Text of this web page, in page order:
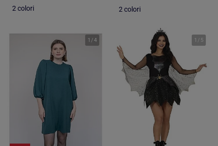
2 colori 2 colori
1 /4 1 / 5